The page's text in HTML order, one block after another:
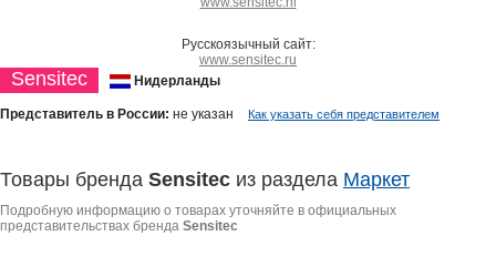
Русскоязычный сайт:
www.sensitec.ru
Sensitec Нидерланды
Представитель в России: не указан Как указать себя представителем
Товары бренда Sensitec из раздела Маркет
Подробную информацию о товарах уточняйте в официальных
представительствах бренда Sensitec